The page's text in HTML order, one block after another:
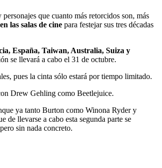
que cuanto más retorcidos son, más
las salas de cine para festejar sus tres décadas
España, Taiwan, Australia, Suiza y
se llevará a cabo el 31 de octubre.
pues la cinta sólo estará por tiempo limitado.
Drew Gehling como Beetlejuice.
ya tanto Burton como Winona Ryder y
de llevarse a cabo esta segunda parte se
sin nada concreto.